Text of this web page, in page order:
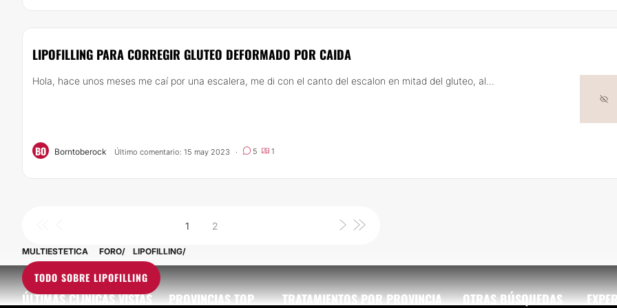
LIPOFILLING PARA CORREGIR GLUTEO DEFORMADO POR CAIDA
Hola, hace unos meses me caí por una escalera, me di con el canto del escalon en mitad del gluteo, al...
BO Borntoberock Último comentario: 15 may 2023 · 5 1
1 2
TODO SOBRE LIPOFILLING
MULTIESTETICA FORO LIPOFILLING
ÚLTIMAS CLÍNICAS VISTAS PROVINCIAS TOP TRATAMIENTOS POR PROVINCIA OTRAS BÚSQUEDAS